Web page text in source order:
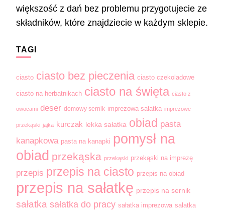
większość z dań bez problemu przygotujecie ze
składników, które znajdziecie w każdym sklepie.
TAGI
ciasto ciasto bez pieczenia ciasto czekoladowe
ciasto na herbatnikach ciasto na święta ciasto z
owocami deser domowy sernik imprezowa sałatka imprezowe
przekąski jajka kurczak lekka sałatka obiad pasta
kanapkowa pasta na kanapki pomysł na
obiad przekąska przekąski przekąski na imprezę
przepis przepis na ciasto przepis na obiad
przepis na sałatkę przepis na sernik
sałatka sałatka do pracy sałatka imprezowa sałatka